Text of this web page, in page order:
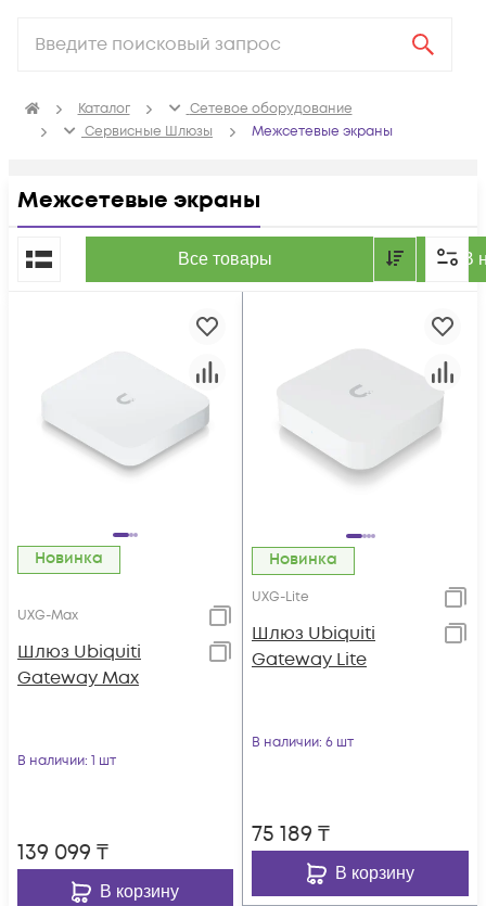
Каталог
Сетевое оборудование
Сервисные Шлюзы
Межсетевые экраны
Межсетевые экраны
Все товары В
По популярности
Новинка
UXG-Max
Шлюз Ubiquiti
Gateway Max
В наличии: 1 шт
139 099 ₸
В корзину
Новинка
UXG-Lite
Шлюз Ubiquiti
Gateway Lite
В наличии: 6 шт
75 189 ₸
В корзину